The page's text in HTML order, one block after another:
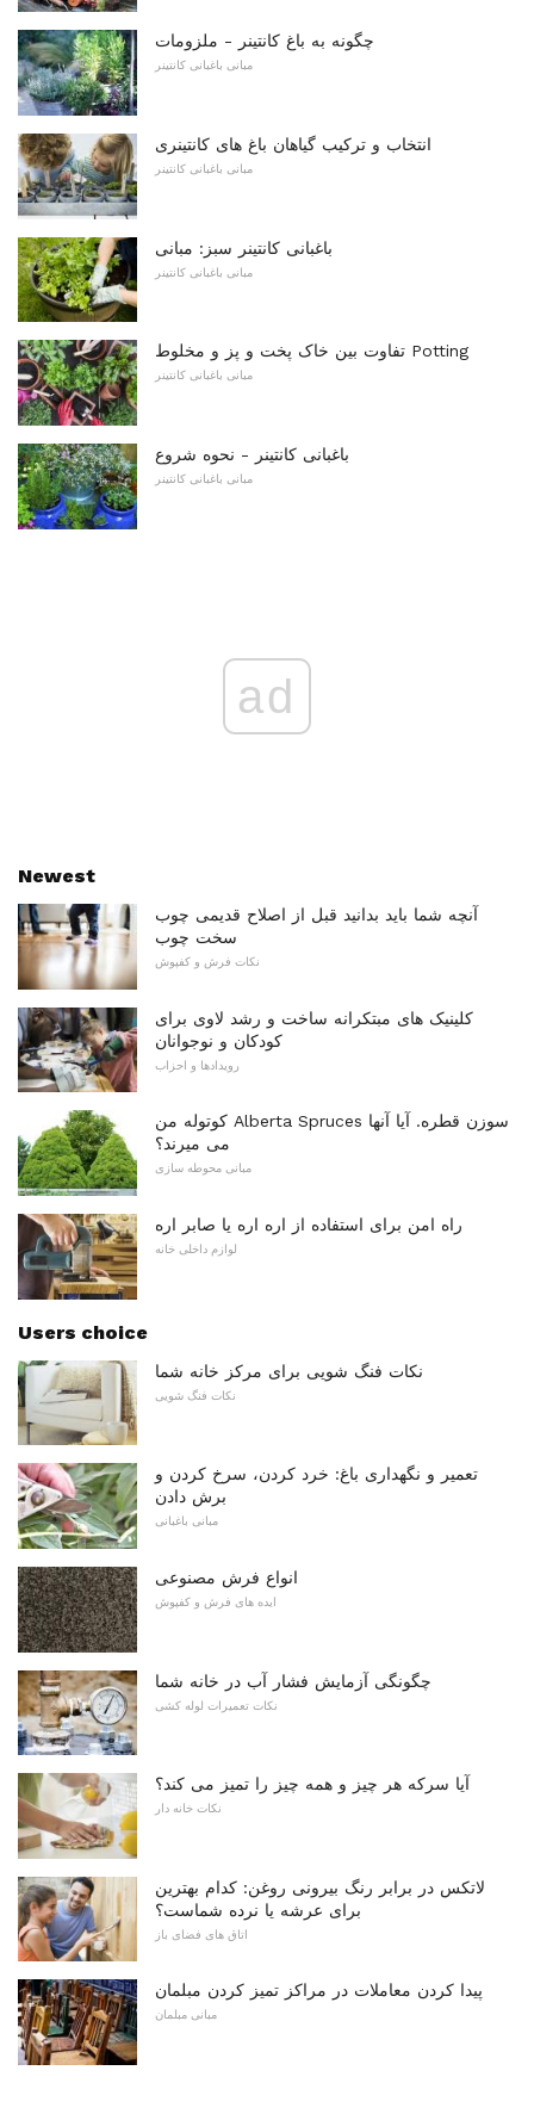
چگونه به باغ کانتینر - ملزومات
مبانی باغبانی کانتینر
انتخاب و ترکیب گیاهان باغ های کانتینری
مبانی باغبانی کانتینر
باغبانی کانتینر سبز: مبانی
مبانی باغبانی کانتینر
تفاوت بین خاک پخت و پز و مخلوط Potting
مبانی باغبانی کانتینر
باغبانی کانتینر - نحوه شروع
مبانی باغبانی کانتینر
ad
Newest
آنچه شما باید بدانید قبل از اصلاح قدیمی چوب
سخت چوب
نکات فرش و کفپوش
کلینیک های مبتکرانه ساخت و رشد لاوی برای
کودکان و نوجوانان
رویدادها و احزاب
کوتوله من Alberta Spruces سوزن قطره. آیا آنها
می میرند؟
مبانی محوطه سازی
راه امن برای استفاده از اره اره یا صابر اره
لوازم داخلی خانه
Users choice
نکات فنگ شویی برای مرکز خانه شما
نکات فنگ شویی
تعمیر و نگهداری باغ: خرد کردن، سرخ کردن و
برش دادن
مبانی باغبانی
انواع فرش مصنوعی
ایده های فرش و کفپوش
چگونگی آزمایش فشار آب در خانه شما
نکات تعمیرات لوله کشی
آیا سرکه هر چیز و همه چیز را تمیز می کند؟
نکات خانه دار
لاتکس در برابر رنگ بیرونی روغن: کدام بهترین
برای عرشه یا نرده شماست؟
اتاق های فضای باز
پیدا کردن معاملات در مراکز تمیز کردن مبلمان
مبانی مبلمان